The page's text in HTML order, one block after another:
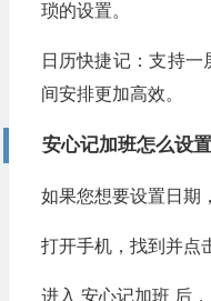
琐的设置。
日历快捷记：支持
间安排更加高效。
安心记加班怎么设
如果您想要设置日期
打开手机，找到并点
进入 安心记加班 后